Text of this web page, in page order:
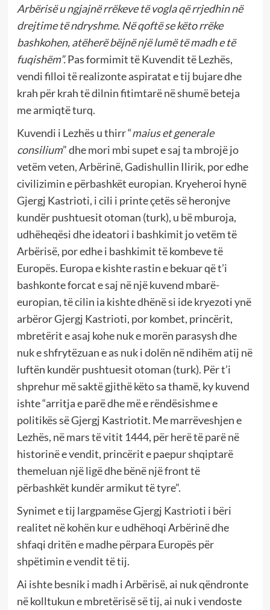
Arbërisë u ngjajnë rrëkeve të vogla që rrjedhin në
drejtime të ndryshme. Në qoftë se këto rrëke
bashkohen, atëherë bëjnë një lumë të madh e të
fuqishëm”.Pas formimit të Kuvendit të Lezhës,
vendi filloi të realizonte aspiratat e tij bujare dhe
krah për krah të dilnin fitimtarë në shumë beteja
me armiqtë turq.
Kuvendi i Lezhës u thirr “maius et generale
consilium”dhe mori mbi supet e saj ta mbrojë jo
vetëm veten, Arbërinë, Gadishullin Ilirik, por edhe
civilizimin e përbashkët europian. Kryeheroi hynë
Gjergj Kastrioti, i cili i printe çetës së heronjve
kundër pushtuesit otoman (turk), u bë mburoja,
udhëheqësi dhe ideatori i bashkimit jo vetëm të
Arbërisë, por edhe i bashkimit të kombeve të
Europës. Europa e kishte rastin e bekuar që t’i
bashkonte forcat e saj në një kuvend mbarë-
europian, të cilin ia kishte dhënë si ide kryezoti ynë
arbëror Gjergj Kastrioti, por kombet, princërit,
mbretërit e asaj kohe nuk e morën parasysh dhe
nuk e shfrytëzuan e as nuk i dolën në ndihëm atij në
luftën kundër pushtuesit otoman (turk). Për t’i
shprehur më saktë gjithë këto sa thamë, ky kuvend
ishte “arritja e parë dhe më e rëndësishme e
politikës së Gjergj Kastriotit. Me marrëveshjen e
Lezhës, në mars të vitit 1444, për herë të parë në
historinë e vendit, princërit e paepur shqiptarë
themeluan një ligë dhe bënë një front të
përbashkët kundër armikut të tyre”.
Synimet e tij largpamëse Gjergj Kastrioti i bëri
realitet në kohën kur e udhëhoqi Arbërinë dhe
shfaqi dritën e madhe përpara Europës për
shpëtimin e vendit të tij.
Ai ishte besnik i madh i Arbërisë, ai nuk qëndronte
në kolltukun e mbretërisë së tij, ai nuk i vendoste